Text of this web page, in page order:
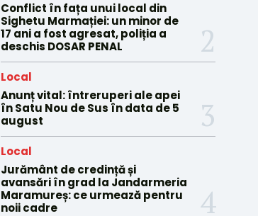
Conflict în fața unui local din
Sighetu Marmației: un minor de
17 ani a fost agresat, poliția a
deschis DOSAR PENAL
Local
Anunț vital: întreruperi ale apei
în Satu Nou de Sus în data de 5
august
Local
Jurământ de credință și
avansări în grad la Jandarmeria
Maramureș: ce urmează pentru
noii cadre